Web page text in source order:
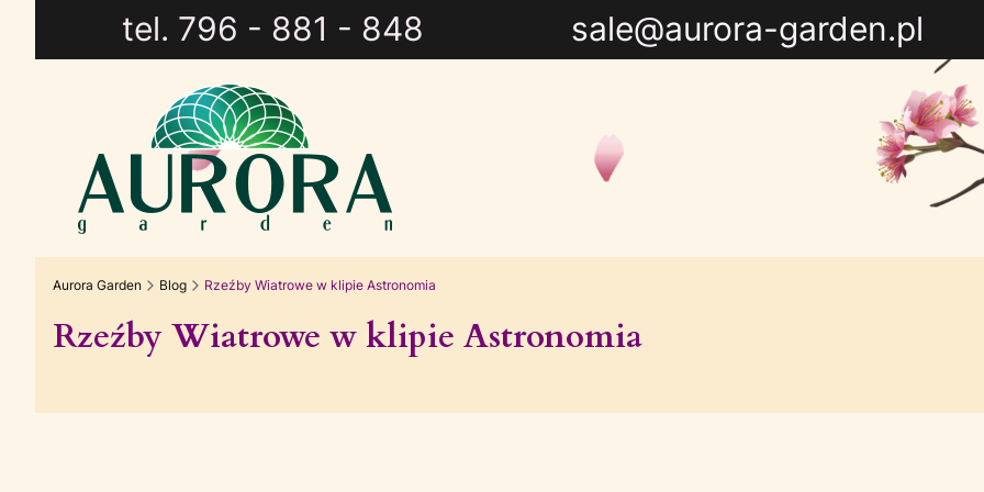
tel. 796 - 881 - 848 sale@aurora-garden.pl
Aurora Garden Blog Rzeźby Wiatrowe w klipie Astronomia
Rzeźby Wiatrowe w klipie Astronomia